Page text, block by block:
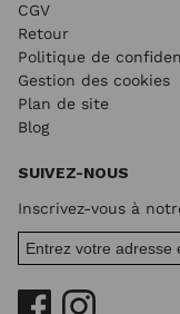
CGV
Retour
Politique de
Gestion des cookies
Plan de site
Blog
SUIVEZ-NOUS
Inscrivez-vous à